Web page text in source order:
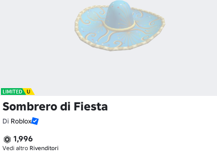
Sombrero di Fiesta
Di Roblox
1,996
Vedi altro Rivenditori